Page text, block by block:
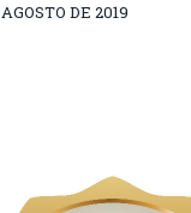
AGOSTO DE 2019